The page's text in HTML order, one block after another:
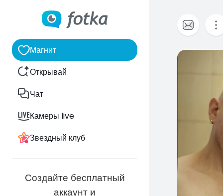
Магнит
Открывай
Чат
Камеры live
Звездный клуб
Создайте бесплатный
аккаунт и